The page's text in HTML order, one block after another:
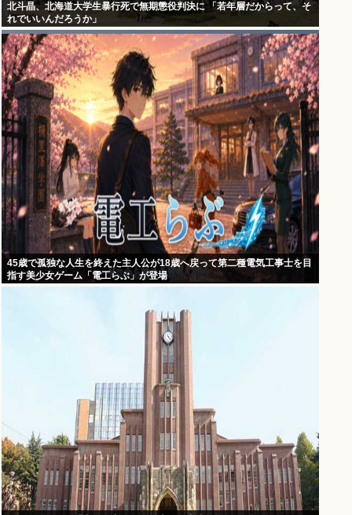
北斗晶、北海道大学生暴行死で無期懲役判決に 「若年層だからって、そ
れでいいんだろうか」
45歳で孤独な人生を終えた主人公が18歳へ戻って第二種電気工事士を目
指す美少女ゲーム「電工らぶ」が登場